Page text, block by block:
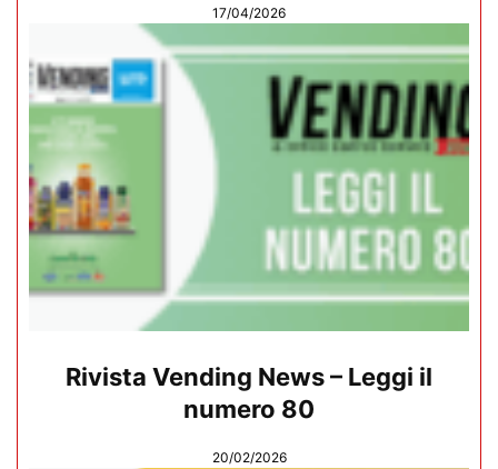
17/04/2026
Rivista Vending News – Leggi il
numero 80
20/02/2026